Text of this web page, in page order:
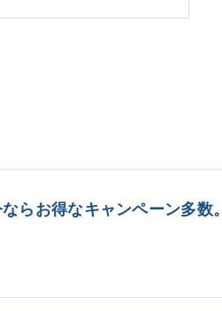
らお得なキャンペーン多数。